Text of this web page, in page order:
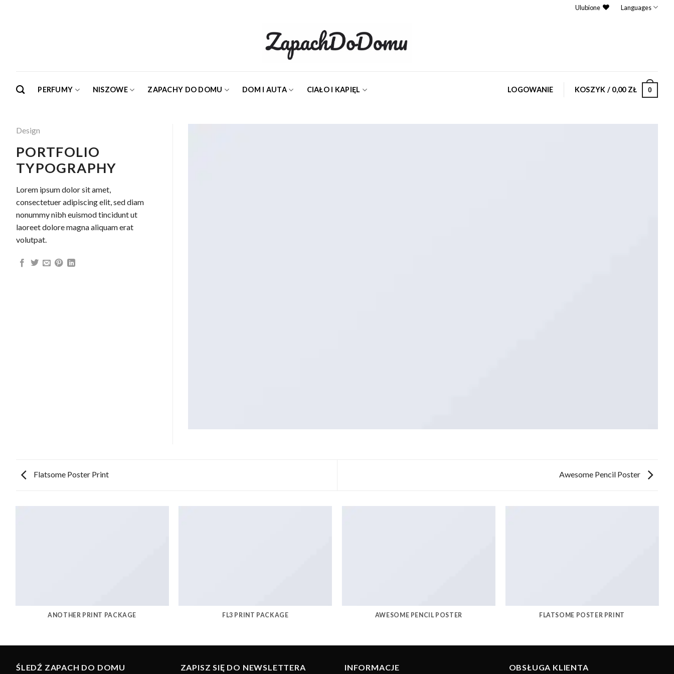
Ulubione Languages
PERFUMY NISZOWE ZAPACHY DO DOMU DOM I AUTA CIAŁO I KAPIĘL LOGOWANIE KOSZYK / 0,00 ZŁ 0
Design
PORTFOLIO
TYPOGRAPHY
Lorem ipsum dolor sit amet,
consectetuer adipiscing elit, sed diam
nonummy nibh euismod tincidunt ut
laoreet dolore magna aliquam erat
volutpat.
Flatsome Poster Print Awesome Pencil Poster
ANOTHER PRINT PACKAGE FL3 PRINT PACKAGE AWESOME PENCIL POSTER FLATSOME POSTER PRINT
ŚLEDŹ ZAPACH DO DOMU ZAPISZ SIĘ DO NEWSLETTERA INFORMACJE OBSŁUGA KLIENTA